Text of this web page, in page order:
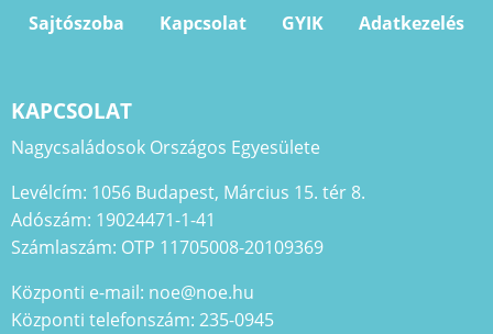
Sajtószoba
Kapcsolat GYIK Adatkezelés
KAPCSOLAT
Nagycsaládosok Országos Egyesülete
Levélcím: 1056 Budapest, Március 15. tér 8.
Adószám: 19024471-1-41
Számlaszám: OTP 11705008-20109369
Központi e-mail: noe@noe.hu
Központi telefonszám: 235-0945